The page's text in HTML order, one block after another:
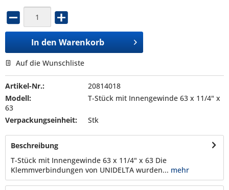
In den Warenkorb
Auf die Wunschliste
Artikel-Nr.:
20814018
Modell:
T-Stück mit Innengewinde 63 x 11/4" x
63
Verpackungseinheit:
Stk
Beschreibung
T-Stück mit Innengewinde 63 x 11/4" x 63 Die
Klemmverbindungen von UNIDELTA wurden... mehr